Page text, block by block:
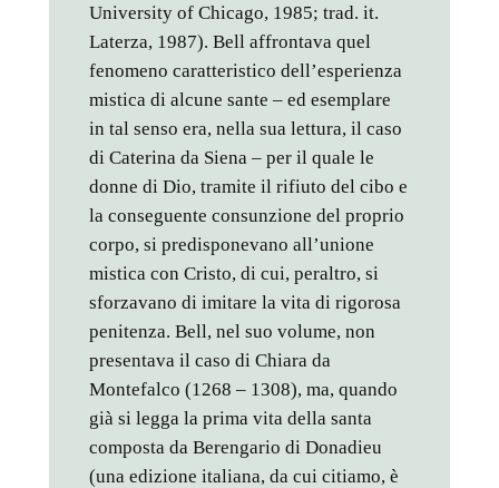
University of Chicago, 1985; trad. it.
Laterza, 1987). Bell affrontava quel
fenomeno caratteristico dell’esperienza
mistica di alcune sante – ed esemplare
in tal senso era, nella sua lettura, il caso
di Caterina da Siena – per il quale le
donne di Dio, tramite il rifiuto del cibo e
la conseguente consunzione del proprio
corpo, si predisponevano all’unione
mistica con Cristo, di cui, peraltro, si
sforzavano di imitare la vita di rigorosa
penitenza. Bell, nel suo volume, non
presentava il caso di Chiara da
Montefalco (1268 – 1308), ma, quando
già si legga la prima vita della santa
composta da Berengario di Donadieu
(una edizione italiana, da cui citiamo, è